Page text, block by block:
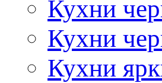
Кухни
Кухни
Кухни